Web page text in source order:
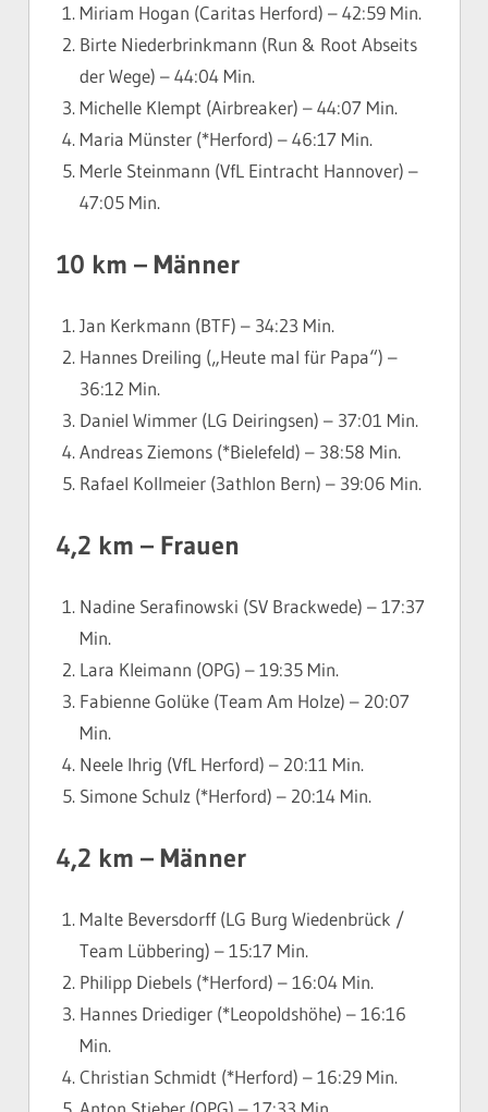
Miriam Hogan (Caritas Herford) – 42:59 Min.
Birte Niederbrinkmann (Run & Root Abseits
der Wege) – 44:04 Min.
Michelle Klempt (Airbreaker) – 44:07 Min.
Maria Münster (*Herford) – 46:17 Min.
Merle Steinmann (VfL Eintracht Hannover) –
47:05 Min.
10 km – Männer
Jan Kerkmann (BTF) – 34:23 Min.
Hannes Dreiling („Heute mal für Papa“) –
36:12 Min.
Daniel Wimmer (LG Deiringsen) – 37:01 Min.
Andreas Ziemons (*Bielefeld) – 38:58 Min.
Rafael Kollmeier (3athlon Bern) – 39:06 Min.
4,2 km – Frauen
Nadine Serafinowski (SV Brackwede) – 17:37
Min.
Lara Kleimann (OPG) – 19:35 Min.
Fabienne Golüke (Team Am Holze) – 20:07
Min.
Neele Ihrig (VfL Herford) – 20:11 Min.
Simone Schulz (*Herford) – 20:14 Min.
4,2 km – Männer
Malte Beversdorff (LG Burg Wiedenbrück /
Team Lübbering) – 15:17 Min.
Philipp Diebels (*Herford) – 16:04 Min.
Hannes Driediger (*Leopoldshöhe) – 16:16
Min.
Christian Schmidt (*Herford) – 16:29 Min.